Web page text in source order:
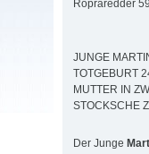
Röpraredder
JUNGE
TOTGEBURT
MUTTER IN
STOCKSCHE
Der Junge